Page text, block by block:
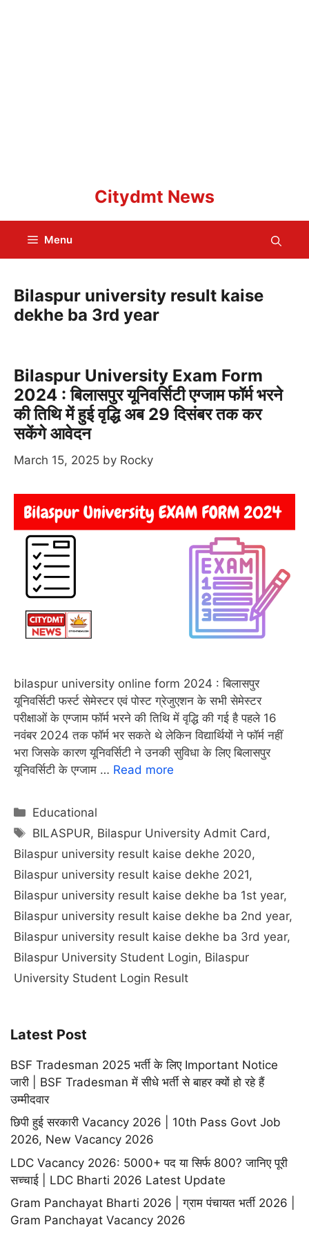
Citydmt News
Menu
Bilaspur university result kaise
dekhe ba 3rd year
Bilaspur University Exam Form
2024 : बिलासपुर यूनिवर्सिटी एग्जाम फॉर्म भरने
की तिथि में हुई वृद्धि अब 29 दिसंबर तक कर
सकेंगे आवेदन
March 15, 2025 by Rocky
bilaspur university online form 2024 : बिलासपुर
यूनिवर्सिटी फर्स्ट सेमेस्टर एवं पोस्ट ग्रेजुएशन के सभी सेमेस्टर
परीक्षाओं के एग्जाम फॉर्म भरने की तिथि में वृद्धि की गई है पहले 16
नवंबर 2024 तक फॉर्म भर सकते थे लेकिन विद्यार्थियों ने फॉर्म नहीं
भरा जिसके कारण यूनिवर्सिटी ने उनकी सुविधा के लिए बिलासपुर
यूनिवर्सिटी के एग्जाम … Read more
Categories
Educational
Tags
BILASPUR, Bilaspur University Admit Card ,
Bilaspur university result kaise dekhe 2020,
Bilaspur university result kaise dekhe 2021,
Bilaspur university result kaise dekhe ba 1st year,
Bilaspur university result kaise dekhe ba 2nd year,
Bilaspur university result kaise dekhe ba 3rd year,
Bilaspur University Student Login, Bilaspur
University Student Login Result
Latest Post
BSF Tradesman 2025 भर्ती के लिए Important Notice
जारी | BSF Tradesman में सीधे भर्ती से बाहर क्यों हो रहे हैं
उम्मीदवार
छिपी हुई सरकारी Vacancy 2026 | 10th Pass Govt Job
2026, New Vacancy 2026
LDC Vacancy 2026: 5000+ पद या सिर्फ 800? जानिए पूरी
सच्चाई | LDC Bharti 2026 Latest Update
Gram Panchayat Bharti 2026 | ग्राम पंचायत भर्ती 2026 |
Gram Panchayat Vacancy 2026